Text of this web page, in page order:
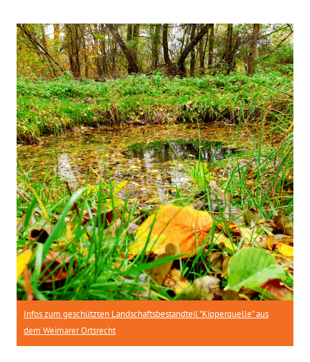
Infos zum geschützten Landschaftsbestandteil "Kipperquelle" aus
dem Weimarer Ortsrecht